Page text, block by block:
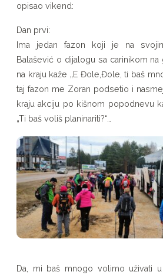
opisao vikend:
Dan prvi:
Ima jedan fazon koji je na
Balašević o dijalogu sa carinikom na
na kraju kaže „E Đole,Đole, ti baš
taj fazon me Zoran podsetio i
kraju akciju po kišnom popodnevu
„Ti baš voliš planinariti?“…
Da, mi baš mnogo volimo uživati